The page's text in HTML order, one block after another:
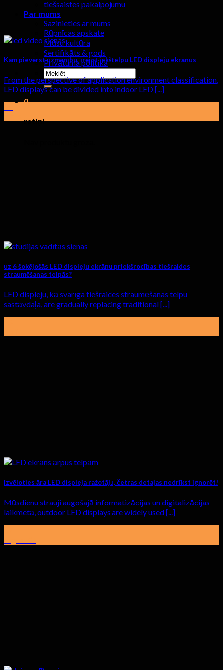
tiešsaistes pakalpojumu
Par mums
Sazinieties ar mums
Rūpnīcas apskate
Mūsu kultūra
Sertifikāts & gods
Privātuma politika
Meklēt:
0
ratiņi
Kam pievērst uzmanību, īrējot iekštelpu LED displeju ekrānus
From the perspective of application environment classification,
LED displays can be divided into indoor LED[...]
uz 6 šokējošās LED displeju ekrānu priekšrocības tiešraides
straumēšanas telpās?
LED displeju, kā svarīga tiešraides straumēšanas telpu
sastāvdaļa,are gradually replacing traditional[...]
Izvēloties āra LED displeja ražotāju, četras detaļas nedrīkst ignorēt!
Mūsdienu strauji augošajā informatizācijas un digitalizācijas
laikmetā, outdoor LED displays are widely used[...]